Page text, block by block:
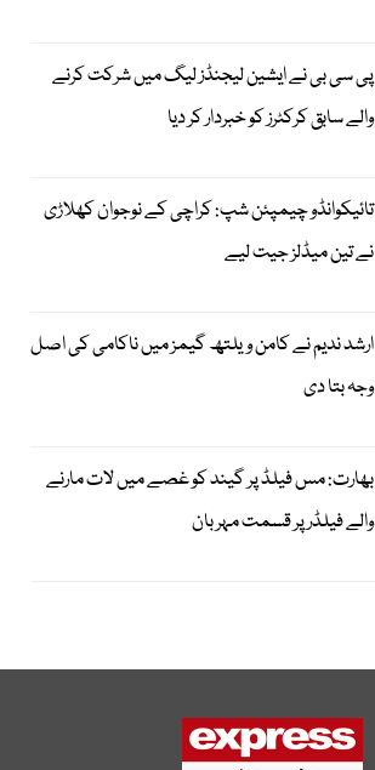
پی سی بی نے ایشین لیجنڈز لیگ میں شرکت کرنے
والے سابق کرکٹرز کو خبردار کر دیا
تائیکوانڈو چیمپئن شپ: کراچی کے نوجوان کھلاڑی
نے تین میڈلز جیت لیے
ارشد ندیم نے کامن ویلتھ گیمز میں ناکامی کی اصل
وجہ بتا دی
بھارت: مس فیلڈ پر گیند کو غصے میں لات مارنے
والے فیلڈر پر قسمت مہربان